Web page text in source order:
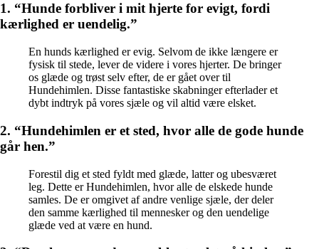
1. “Hunde forbliver i mit hjerte for evigt, fordi
kærlighed er uendelig.”
En hunds kærlighed er evig. Selvom de ikke længere er
fysisk til stede, lever de videre i vores hjerter. De bringer
os glæde og trøst selv efter, de er gået over til
Hundehimlen. Disse fantastiske skabninger efterlader et
dybt indtryk på vores sjæle og vil altid være elsket.
2. “Hundehimlen er et sted, hvor alle de gode hunde
går hen.”
Forestil dig et sted fyldt med glæde, latter og ubesværet
leg. Dette er Hundehimlen, hvor alle de elskede hunde
samles. De er omgivet af andre venlige sjæle, der deler
den samme kærlighed til mennesker og den uendelige
glæde ved at være en hund.